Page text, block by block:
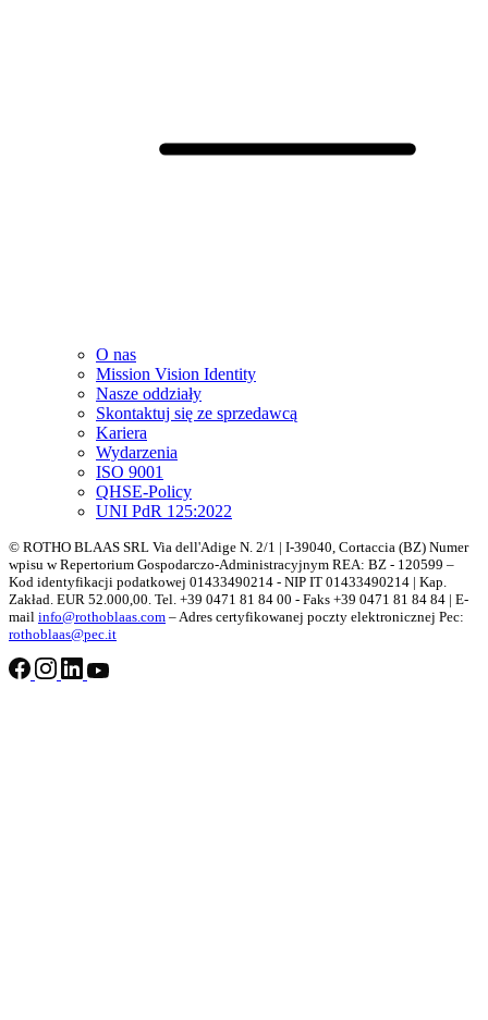
O nas
Mission Vision Identity
Nasze oddziały
Skontaktuj się ze sprzedawcą
Kariera
Wydarzenia
ISO 9001
QHSE-Policy
UNI PdR 125:2022
© ROTHO BLAAS SRL Via dell'Adige N. 2/1 | I-39040, Cortaccia (BZ) Numer
wpisu w Repertorium Gospodarczo-Administracyjnym REA: BZ - 120599 –
Kod identyfikacji podatkowej 01433490214 - NIP IT 01433490214 | Kap.
Zakład. EUR 52.000,00. Tel. +39 0471 81 84 00 - Faks +39 0471 81 84 84 | E-
mail info@rothoblaas.com – Adres certyfikowanej poczty elektronicznej Pec:
rothoblaas@pec.it